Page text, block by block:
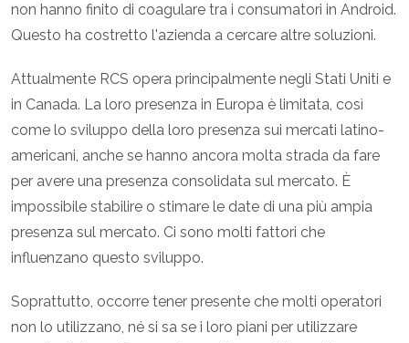
non hanno finito di coagulare tra i consumatori in Android.
Questo ha costretto l'azienda a cercare altre soluzioni.
Attualmente RCS opera principalmente negli Stati Uniti e
in Canada. La loro presenza in Europa è limitata, così
come lo sviluppo della loro presenza sui mercati latino-
americani, anche se hanno ancora molta strada da fare
per avere una presenza consolidata sul mercato. È
impossibile stabilire o stimare le date di una più ampia
presenza sul mercato. Ci sono molti fattori che
influenzano questo sviluppo.
Soprattutto, occorre tener presente che molti operatori
non lo utilizzano, né si sa se i loro piani per utilizzare